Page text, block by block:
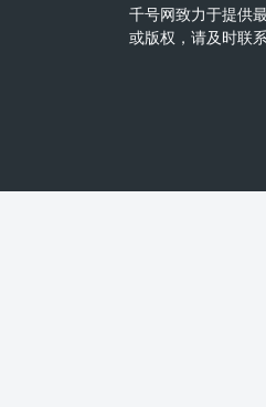
千号网致力于提供
或版权，请及时联